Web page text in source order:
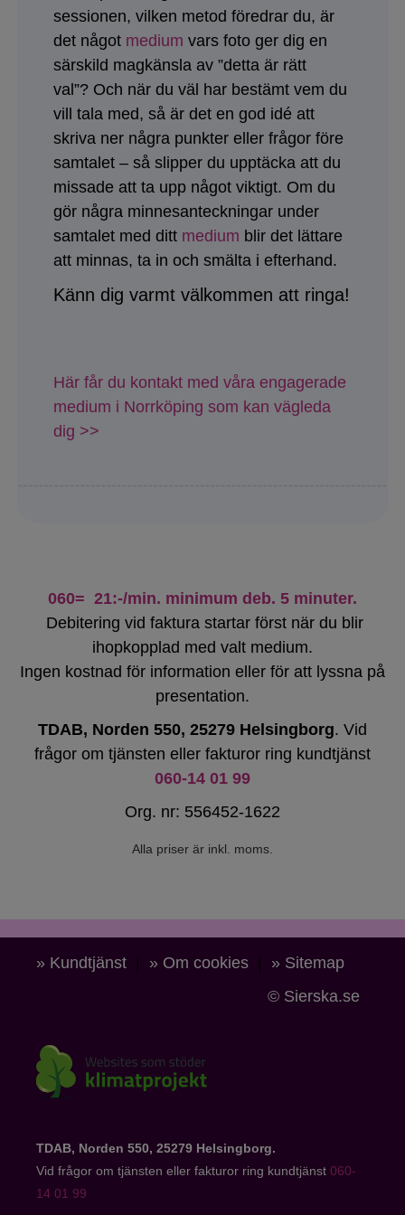
sessionen, vilken metod föredrar du, är
det något medium vars foto ger dig en
särskild magkänsla av ”detta är rätt
val”? Och när du väl har bestämt vem du
vill tala med, så är det en god idé att
skriva ner några punkter eller frågor före
samtalet – så slipper du upptäcka att du
missade att ta upp något viktigt. Om du
gör några minnesanteckningar under
samtalet med ditt medium blir det lättare
att minnas, ta in och smälta i efterhand.
Känn dig varmt välkommen att ringa!
Här får du kontakt med våra engagerade
medium i Norrköping som kan vägleda
dig >>
060= 21:-/min. minimum deb. 5 minuter.
Debitering vid faktura startar först när du blir
ihopkopplad med valt medium.
Ingen kostnad för information eller för att lyssna på
presentation.
TDAB, Norden 550, 25279 Helsingborg. Vid
frågor om tjänsten eller fakturor ring kundtjänst
060-14 01 99
Org. nr: 556452-1622
Alla priser är inkl. moms.
» Kundtjänst | » Om cookies |
» Sitemap
© Sierska.se
TDAB, Norden 550, 25279 Helsingborg.
Vid frågor om tjänsten eller fakturor ring kundtjänst 060-
14 01 99